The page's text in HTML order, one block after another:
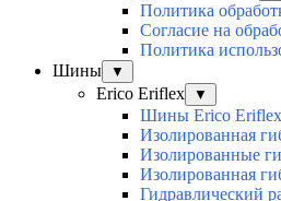
Политика
Согласие на
Политика
Шины
▼
Erico Eriflex ▼
Шины Erico Eriflex
Изолированная
Изолированные
Изолированная
Гидравлический